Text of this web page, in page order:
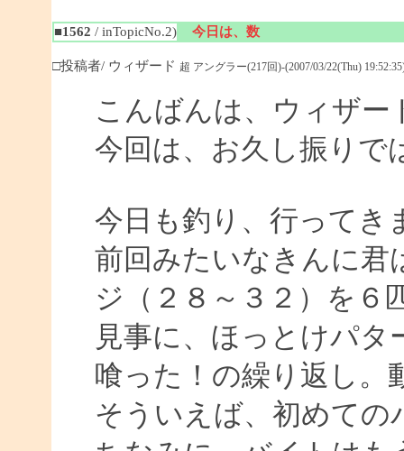
■1562 / inTopicNo.2) 今日は、数
□投稿者/ ウィザード 超 アングラー(217回)-(2007/03/22(Thu)
こんばんは、ウィザー
今回は、お久し振りで
今日も釣り、行ってき
前回みたいなきんに君
ジ（２８～３２）を６
見事に、ほっとけパタ
喰った！の繰り返し。
そういえば、初めての